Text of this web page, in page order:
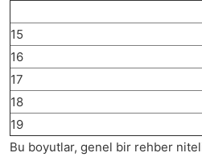
15
16
17
18
19
Bu boyutlar, genel bir rehber